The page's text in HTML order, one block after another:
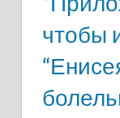
чтобы